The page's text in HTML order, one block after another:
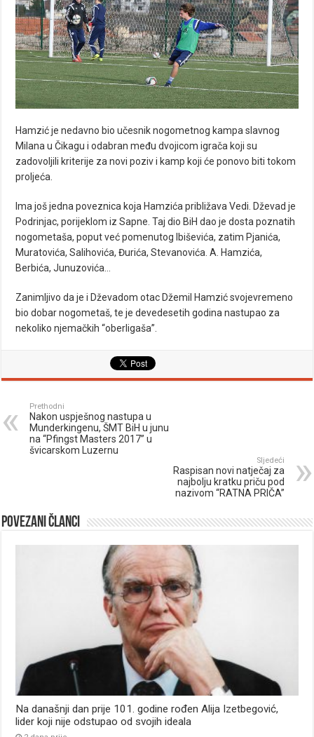
Hamzić je nedavno bio učesnik nogometnog kampa slavnog
Milana u Čikagu i odabran među dvojicom igrača koji su
zadovoljili kriterije za novi poziv i kamp koji će ponovo biti tokom
proljeća.
Ima još jedna poveznica koja Hamzića približava Vedi. Dževad je
Podrinjac, porijeklom iz Sapne. Taj dio BiH dao je dosta poznatih
nogometaša, poput već pomenutog Ibiševića, zatim Pjanića,
Muratovića, Salihovića, Đurića, Stevanovića. A. Hamzića,
Berbića, Junuzovića…
Zanimljivo da je i Dževadom otac Džemil Hamzić svojevremeno
bio dobar nogometaš, te je devedesetih godina nastupao za
nekoliko njemačkih “oberligaša”.
Prethodni
Nakon uspješnog nastupa u
Munderkingenu, ŠMT BiH u junu
na “Pfingst Masters 2017” u
švicarskom Luzernu
Sljedeći
Raspisan novi natječaj za
najbolju kratku priču pod
nazivom “RATNA PRIČA”
Povezani članci
Na današnji dan prije 101. godine rođen Alija Izetbegović,
lider koji nije odstupao od svojih ideala